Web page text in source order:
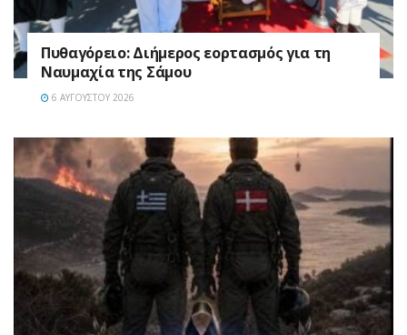
Πυθαγόρειο: Διήμερος εορτασμός για τη
Ναυμαχία της Σάμου
6 ΑΥΓΟΎΣΤΟΥ 2026